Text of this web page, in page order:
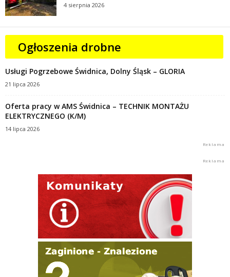
4 sierpnia 2026
Ogłoszenia drobne
Usługi Pogrzebowe Świdnica, Dolny Śląsk – GLORIA
21 lipca 2026
Oferta pracy w AMS Świdnica – TECHNIK MONTAŻU
ELEKTRYCZNEGO (K/M)
14 lipca 2026